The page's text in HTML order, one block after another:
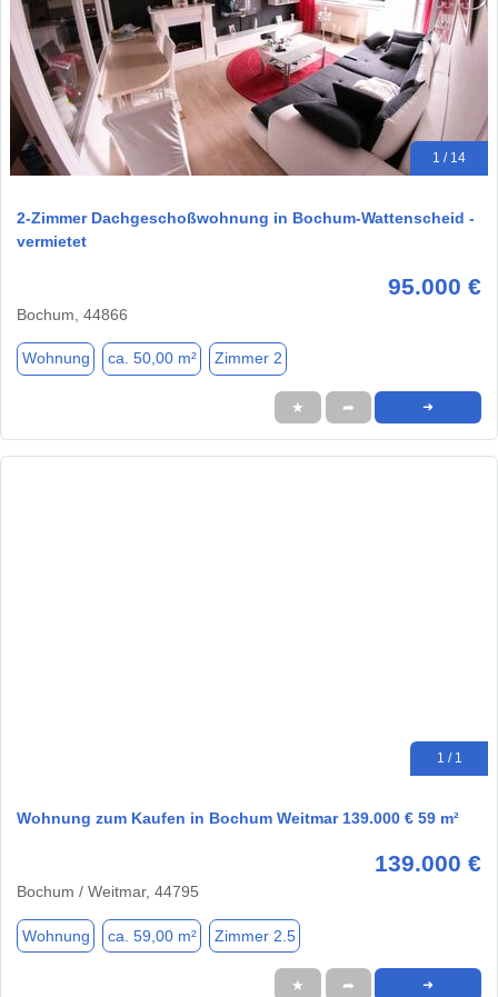
1 / 14
2-Zimmer Dachgeschoßwohnung in Bochum-Wattenscheid -
vermietet
95.000 €
Bochum, 44866
Wohnung ca. 50,00 m² Zimmer 2
★ ➦ ➜
1 / 1
Wohnung zum Kaufen in Bochum Weitmar 139.000 € 59 m²
139.000 €
Bochum / Weitmar, 44795
Wohnung ca. 59,00 m² Zimmer 2.5
★ ➦ ➜